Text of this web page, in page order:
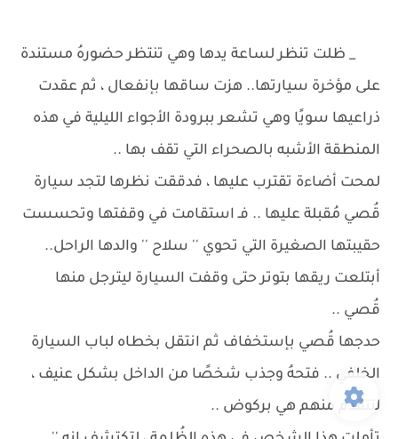
_ ظلت تنظر لساعة يدها وهي تنتظر حضورهُ مستندة
على مؤخرة سيارتها.. هزت ساقها بإنفعال ، ثم عقدت
ذراعيها سويًا وهي تشعر ببرودة الأجواء الليلية في هذه
المنطقة الأشبه بالصحراء التي تقف بها ..
لمحت أضاءة تقترب عليها ، فدققت نظرها لتجد سيارة
قُصي مُقبلة عليها .. فـ استقامت في وقفتها وتحسست
حقيبتها الصغيرة التي تحوي '' سلاح '' والدها الراحل..
أبتلعت ريقها بتوتر حتى وقفت السيارة ليترجل منها
قُصي ..
حدجها قُصي بإستخفاف ثم انتقل بخطاه لباب السيارة
الخلفي .. فتحهُ وجذب شخصًا من الداخل بشكل عنيف ،
لتتقدم منهم هي بركوض ..